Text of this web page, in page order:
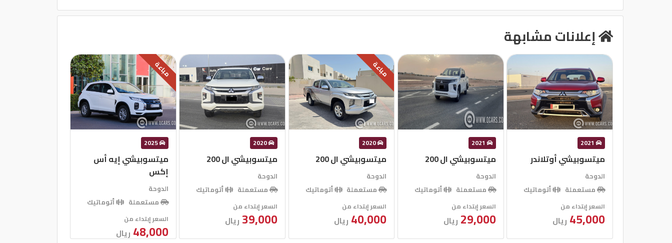
إعلانات مشابهة
2021
ميتسوبيشي أوتلاندر
الدوحة
مستعملة
أتوماتيك
السعر إبتداء من
45,000 ريال
2021
ميتسوبيشي ال 200
الدوحة
مستعملة
أتوماتيك
السعر إبتداء من
29,000 ريال
مباعة
2020
ميتسوبيشي ال 200
الدوحة
مستعملة
أتوماتيك
السعر إبتداء من
40,000 ريال
2020
ميتسوبيشي ال 200
الدوحة
مستعملة
أتوماتيك
السعر إبتداء من
39,000 ريال
مباعة
2025
ميتسوبيشي إيه أس
إكس
الدوحة
مستعملة
أتوماتيك
السعر إبتداء من
48,000 ريال